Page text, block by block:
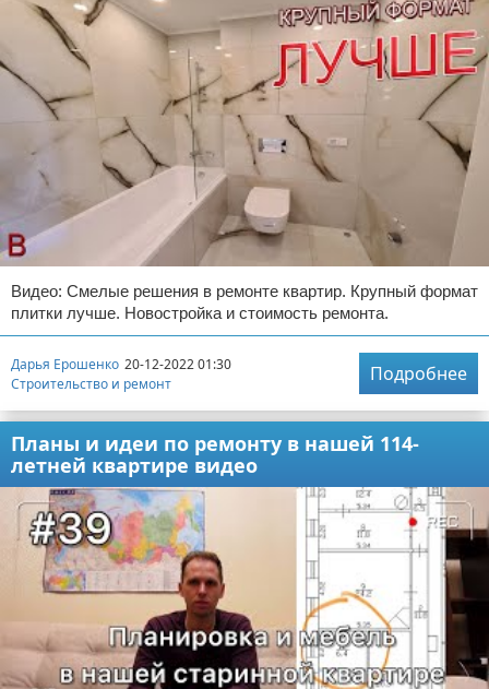
Видео: Смелые решения в ремонте квартир. Крупный формат
плитки лучше. Новостройка и стоимость ремонта.
Дарья Ерошенко 20-12-2022 01:30
Строительство и ремонт
Подробнее
Планы и идеи по ремонту в нашей 114-
летней квартире видео